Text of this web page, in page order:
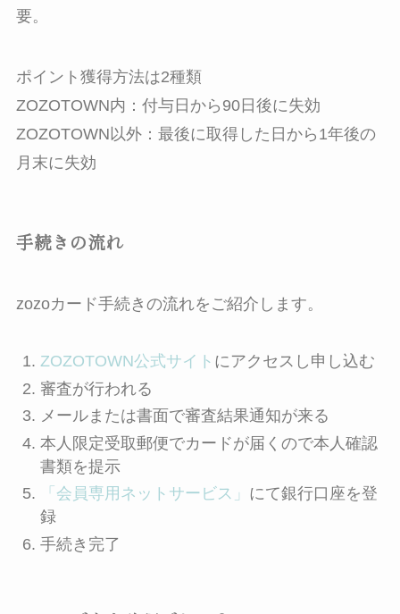
要。
ポイント獲得方法は2種類
ZOZOTOWN内：付与日から90日後に失効
ZOZOTOWN以外：最後に取得した日から1年後の
月末に失効
手続きの流れ
zozoカード手続きの流れをご紹介します。
ZOZOTOWN公式サイト にアクセスし申し込む
審査が行われる
メールまたは書面で審査結果通知が来る
本人限定受取郵便でカードが届くので本人確認
書類を提示
「会員専用ネットサービス」 にて銀行口座を登
録
手続き完了